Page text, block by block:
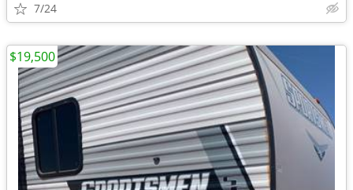
7/24
$19,500